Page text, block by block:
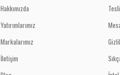
Hakkımızda
Yatırımlarımız
Markalarımız
İletişim